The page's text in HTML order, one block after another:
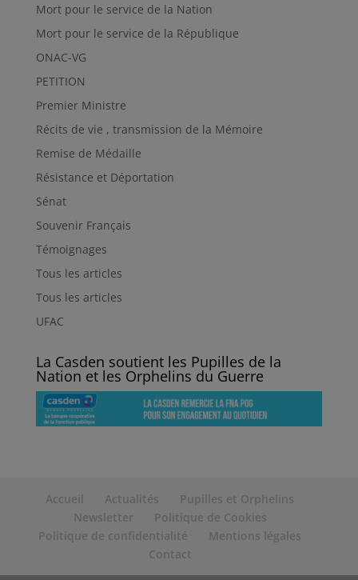
Mort pour le service de la Nation
Mort pour le service de la République
ONAC-VG
PETITION
Premier Ministre
Récits de vie , transmission de la Mémoire
Remise de Médaille
Résistance et Déportation
Sénat
Souvenir Français
Témoignages
Tous les articles
Tous les articles
UFAC
La Casden soutient les Pupilles de la
Nation et les Orphelins du Guerre
Accueil Actualités
Pupilles et Orphelins
Newsletter
Politique de Cookies
Politique de confidentialité
Mentions légales
Contact